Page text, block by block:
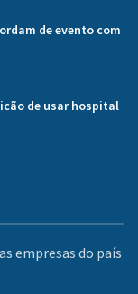
de evento com
de usar hospital
empresas do país